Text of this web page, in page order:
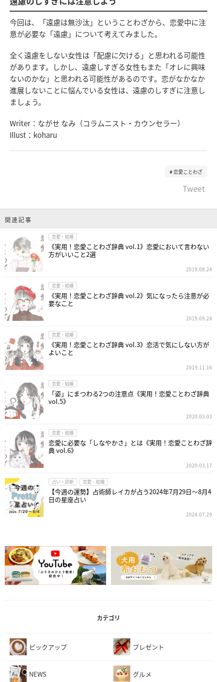
今回は、「遠慮は無沙汰」ということわざから、恋愛中に注
意が必要な「遠慮」について考えてみました。
全く遠慮をしない女性は「配慮に欠ける」と思われる可能性
があります。しかし、遠慮しすぎる女性もまた「オレに興味
ないのかな」と思われる可能性があるのです。恋がなかなか
進展しないことに悩んでいる女性は、遠慮のしすぎに注意し
ましょう。
Writer：ながせ なみ（コラムニスト・カウンセラー）
Illust：koharu
恋愛ことわざ
Tweet
関連記事
恋愛・結婚
《実用！恋愛ことわざ辞典 vol.1》恋愛において言わない
方がいいこと2選
2019.08.24
恋愛・結婚
《実用！恋愛ことわざ辞典 vol.2》気になったら注意が必
要なこと
2019.09.28
恋愛・結婚
《実用！恋愛ことわざ辞典 vol.3》恋活で気にしない方が
よいこと
2019.11.16
恋愛・結婚
「姿」にまつわる2つの注意点《実用！恋愛ことわざ辞典
vol.5》
2020.03.03
恋愛・結婚
恋愛に必要な「しなやかさ」とは《実用！恋愛ことわざ辞
典 vol.6》
2020.03.17
占い・診断 恋愛・結婚
【今週の運勢】占術師レイカが占う2024年7月29日～8月4
日の星座占い
2024.07.29
カテゴリ
ピックアップ プレゼント
NEWS グルメ